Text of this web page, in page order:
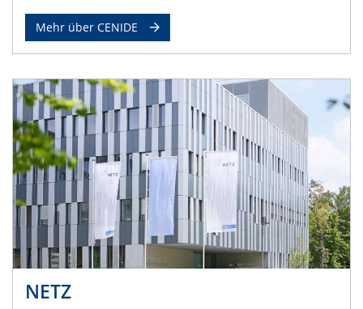
Mehr über CENIDE
NETZ